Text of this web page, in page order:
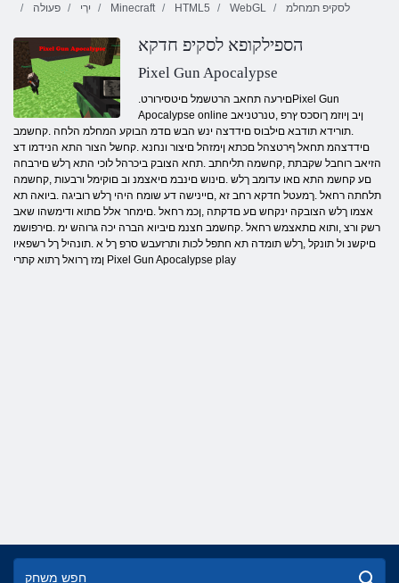
פעולה
יִרְי Minecraft HTML5 WebGL לסקיפ תמחלמ
הספילקופא לסקיפ חדקא
Pixel Gun Apocalypse
.םירעה תחאב הרטשמל םיטסירורטPixel Gun
Apocalypse online ןיב ןיוזמ ךוסכס ץרפ ,טנרטניאב
.תורידא תודבא םילבוס םידדצה ינש הבש םדמ הבוקע המחלמ הלחה .קחשמב
םידדצהמ תחאל ףרטצהל םכתא ןימזהל םיצור ונחנא .קחשל הצור התא הנידמו דצ
הזיאב רוחבל שקבתת ,קחשמה תליחתב .תחא הצובק ביכרהל לוכי התא ךלש םירבחה
םע קחשמ התא םאו עדומב ךלש .םינוש םינבמ םיאצמנ וב םוקימל ורבעות ,קחשמה
תלחתה רחאל .ךמעטל חדקא רחב זא ,םיינישה דע שומח היהי ךלש רוביגה .ביואה תא
אצמו ךלש הצובקה ינקחש םע םדקתה ,ןכמ רחאל .םימחר אלל םתוא ודימשהו שאב
רשק ורצ ,ותוא םתאצמש רחאל .קחשמב חצנמ םיביוא הברה יכה גרוהש ימ .םירפושמ
םיקשנ ול תונקל ,ךלש תומדה תא חתפל לכות ותרזעבש סרפ ךל א .תונהיל ךל רשפאיו
ןמז ךרואל ךתוא קתרי Pixel Gun Apocalypse play